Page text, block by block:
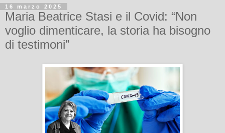
16 marzo 2025
Maria Beatrice Stasi e il Covid: “Non
voglio dimenticare, la storia ha bisogno
di testimoni”